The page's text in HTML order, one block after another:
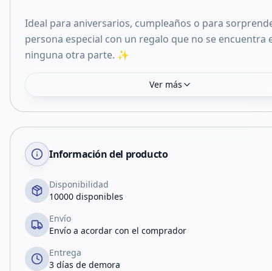
Ideal para aniversarios, cumpleaños o para
persona especial con un regalo que no se encuentra
ninguna otra parte. ✨
Ver más
Información del producto
Disponibilidad
10000 disponibles
Envío
Envío a acordar con el comprador
Entrega
3 días de demora